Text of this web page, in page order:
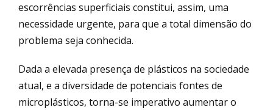
escorrências superficiais constitui, assim, uma
necessidade urgente, para que a total dimensão do
problema seja conhecida.
Dada a elevada presença de plásticos na sociedade
atual, e a diversidade de potenciais fontes de
microplásticos, torna-se imperativo aumentar o